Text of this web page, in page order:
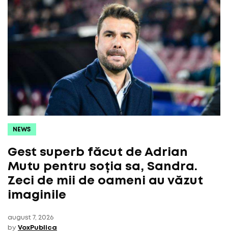
NEWS
Gest superb făcut de Adrian
Mutu pentru soția sa, Sandra.
Zeci de mii de oameni au văzut
imaginile
august 7, 2026
by VoxPublica